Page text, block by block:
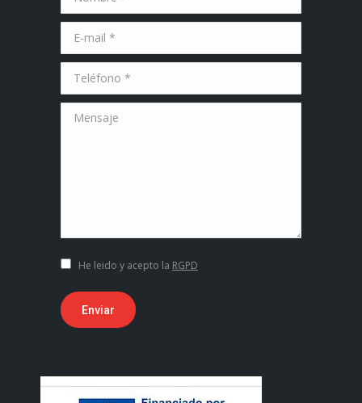
E-mail *
Teléfono *
Mensaje
He leido y acepto la RGPD
Enviar